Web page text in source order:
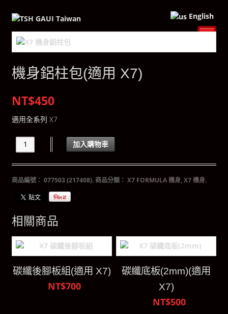
English
機身鋁柱包(適用 X7)
NT$450
適用全系列 X7
加入購物車
商品編號： 077503 (217408).商品分類： X7 FORMULA 機身,X7 機身.
相關商品
碳纖後腳板組(適用 X7)
NT$700
碳纖底板(2mm)(適用
X7)
NT$500